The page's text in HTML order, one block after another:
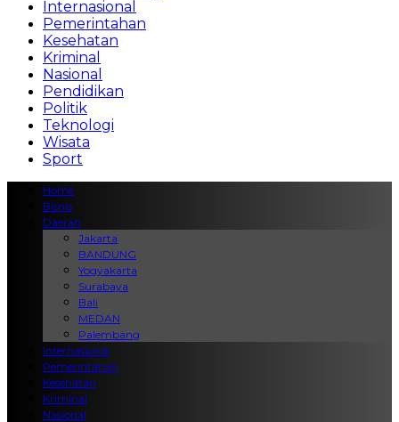
Internasional
Pemerintahan
Kesehatan
Kriminal
Nasional
Pendidikan
Politik
Teknologi
Wisata
Sport
Home
Bisnis
Daerah
Jakarta
BANDUNG
Yogyakarta
Surabaya
Bali
MEDAN
Palembang
Internasional
Pemerintahan
Kesehatan
Kriminal
Nasional